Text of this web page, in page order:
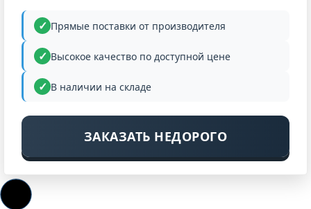
Прямые поставки от производителя
Высокое качество по доступной цене
В наличии на складе
ЗАКАЗАТЬ НЕДОРОГО